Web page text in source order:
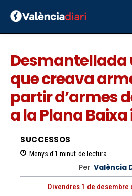
que creava
partir d’armes
a la Plana
SUCCESSOS
Menys d'1 minut de lectura
Per València
Divendres 1 de desembre